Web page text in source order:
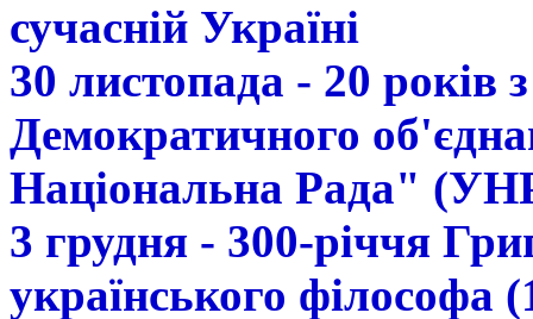
сучасній Україні
30 листопада - 20 років
Демократичного
Національна Рада"
3 грудня - 300-річчя
українського філософа